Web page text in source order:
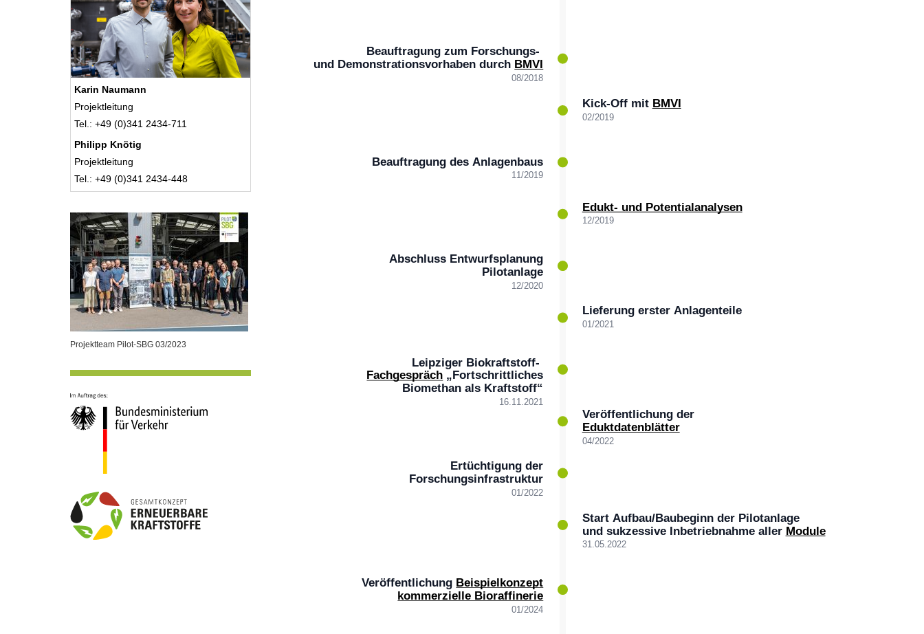
Beauftragung zum Forschungs-
und Demonstrationsvorhaben durch BMVI
08/2018
Kick-Off mit BMVI
02/2019
Beauftragung des Anlagenbaus
11/2019
Edukt- und Potentialanalysen
12/2019
Abschluss Entwurfsplanung
Pilotanlage
12/2020
Lieferung erster Anlagenteile
01/2021
Leipziger Biokraftstoff-
Fachgespräch„Fortschrittliches
Biomethan als Kraftstoff“
16.11.2021
Veröffentlichung der
Eduktdatenblätter
04/2022
Ertüchtigung der
Forschungsinfrastruktur
01/2022
Start Aufbau/Baubeginn der Pilotanlage
und sukzessive Inbetriebnahme aller Module
31.05.2022
Veröffentlichung Beispielkonzept
kommerzielle Bioraffinerie
01/2024
Karin Naumann
Projektleitung
Tel.: +49 (0)341 2434-711
Philipp Knötig
Projektleitung
Tel.: +49 (0)341 2434-448
Projektteam Pilot-SBG 03/2023